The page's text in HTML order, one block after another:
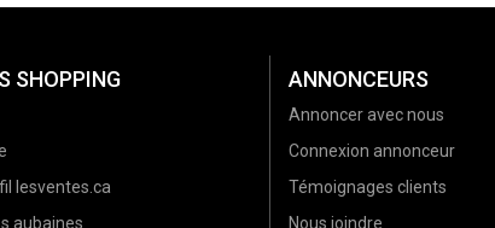
SHOPPING
lesventes.ca
aubaines
ANNONCEURS
Annoncer avec nous
Connexion annonceur
Témoignages clients
Nous joindre